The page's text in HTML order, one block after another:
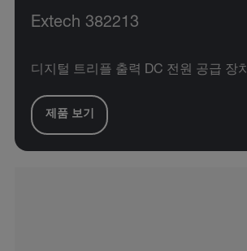
Extech 382213
디지털 트리플 출력 DC 전원 공급 장치
제품 보기